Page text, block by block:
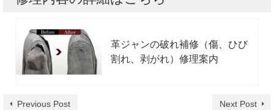
革ジャンの破れ補修（傷、ひび
割れ、剥がれ）修理案内
Previous Post Next Post